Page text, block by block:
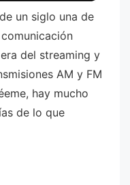
un siglo una de
del streaming y
AM y FM
hay mucho
de lo que